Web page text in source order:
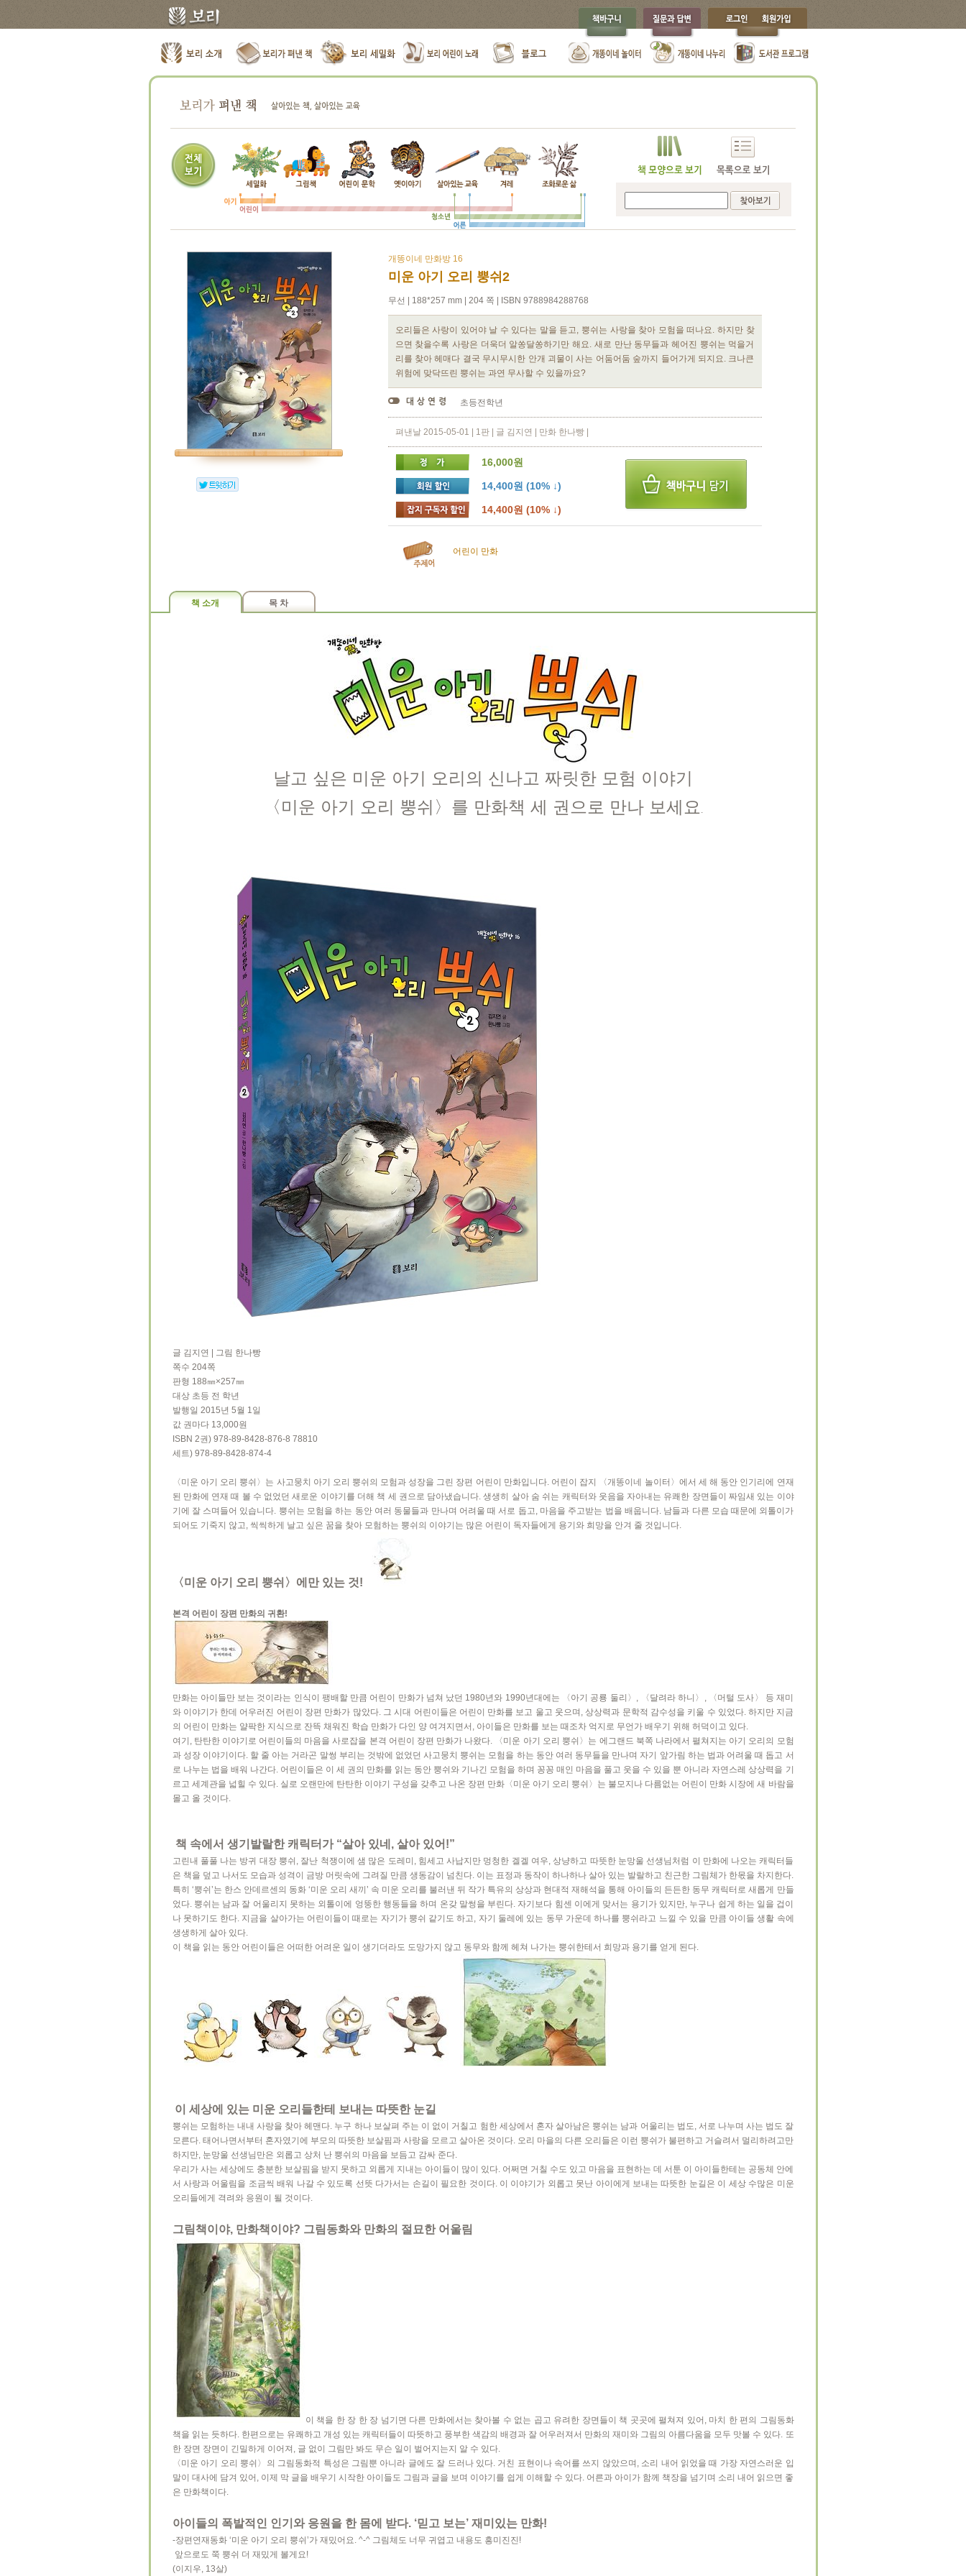
개똥이네 만화방 16
미운 아기 오리 뿡쉬2
무선 | 188*257 mm | 204 쪽 | ISBN 9788984288768
오리들은 사랑이 있어야 날 수 있다는 말을 듣고, 뿡쉬는 사랑을 찾아 모험을 떠나요. 하지만 찾
으면 찾을수록 사랑은 더욱더 알쏭달쏭하기만 해요. 새로 만난 동무들과 헤어진 뿡쉬는 먹을거
리를 찾아 헤매다 결국 무시무시한 안개 괴물이 사는 어둠어둠 숲까지 들어가게 되지요. 크나큰
위험에 맞닥뜨린 뿡쉬는 과연 무사할 수 있을까요?
초등전학년
펴낸날 2015-05-01 | 1판 | 글 김지연 | 만화 한나빵 |
16,000원
14,400원 (10% ↓)
14,400원 (10% ↓)
어린이 만화
책 소개 목 차
날고 싶은 미운 아기 오리의 신나고 짜릿한 모험 이야기
〈미운 아기 오리 뿡쉬〉를 만화책 세 권으로 만나 보세요 .
글 김지연 | 그림 한나빵
쪽수 204쪽
판형 188㎜×257㎜
대상 초등 전 학년
발행일 2015년 5월 1일
값 권마다 13,000원
ISBN 2권) 978-89-8428-876-8 78810
세트) 978-89-8428-874-4
〈미운 아기 오리 뿡쉬〉는 사고뭉치 아기 오리 뿡쉬의 모험과 성장을 그린 장편 어린이 만화입니다. 어린이 잡지 〈개똥이네 놀이터〉에서 세 해 동안 인기리에 연재
된 만화에 연재 때 볼 수 없었던 새로운 이야기를 더해 책 세 권으로 담아냈습니다. 생생히 살아 숨 쉬는 캐릭터와 웃음을 자아내는 유쾌한 장면들이 짜임새 있는 이야
기에 잘 스며들어 있습니다. 뿡쉬는 모험을 하는 동안 여러 동물들과 만나며 어려울 때 서로 돕고, 마음을 주고받는 법을 배웁니다. 남들과 다른 모습 때문에 외톨이가
되어도 기죽지 않고, 씩씩하게 날고 싶은 꿈을 찾아 모험하는 뿡쉬의 이야기는 많은 어린이 독자들에게 용기와 희망을 안겨 줄 것입니다.
〈미운 아기 오리 뿡쉬〉에만 있는 것!
본격 어린이 장편 만화의 귀환!
만화는 아이들만 보는 것이라는 인식이 팽배할 만큼 어린이 만화가 넘쳐 났던 1980년와 1990년대에는 〈아기 공룡 둘리〉, 〈달려라 하니〉, 〈머털 도사〉 등 재미
와 이야기가 한데 어우러진 어린이 장편 만화가 많았다. 그 시대 어린이들은 어린이 만화를 보고 울고 웃으며, 상상력과 문학적 감수성을 키울 수 있었다. 하지만 지금
의 어린이 만화는 얄팍한 지식으로 잔뜩 채워진 학습 만화가 다인 양 여겨지면서, 아이들은 만화를 보는 때조차 억지로 무언가 배우기 위해 허덕이고 있다.
여기, 탄탄한 이야기로 어린이들의 마음을 사로잡을 본격 어린이 장편 만화가 나왔다. 〈미운 아기 오리 뿡쉬〉는 에그랜드 북쪽 나라에서 펼쳐지는 아기 오리의 모험
과 성장 이야기이다. 할 줄 아는 거라곤 말썽 부리는 것밖에 없었던 사고뭉치 뿡쉬는 모험을 하는 동안 여러 동무들을 만나며 자기 앞가림 하는 법과 어려울 때 돕고 서
로 나누는 법을 배워 나간다. 어린이들은 이 세 권의 만화를 읽는 동안 뿡쉬와 기나긴 모험을 하며 꽁꽁 매인 마음을 풀고 웃을 수 있을 뿐 아니라 자연스레 상상력을 기
르고 세계관을 넓힐 수 있다. 실로 오랜만에 탄탄한 이야기 구성을 갖추고 나온 장편 만화〈미운 아기 오리 뿡쉬〉는 불모지나 다름없는 어린이 만화 시장에 새 바람을
몰고 올 것이다.
책 속에서 생기발랄한 캐릭터가 “살아 있네, 살아 있어!”
고린내 풀풀 나는 방귀 대장 뿡쉬, 잘난 척쟁이에 샘 많은 도레미, 힘세고 사납지만 멍청한 겔겔 여우, 상냥하고 따뜻한 눈망울 선생님처럼 이 만화에 나오는 캐릭터들
은 책을 덮고 나서도 모습과 성격이 금방 머릿속에 그려질 만큼 생동감이 넘친다. 이는 표정과 동작이 하나하나 살아 있는 발랄하고 친근한 그림체가 한몫을 차지한다.
특히 ‘뿡쉬’는 한스 안데르센의 동화 ‘미운 오리 새끼’ 속 미운 오리를 불러낸 뒤 작가 특유의 상상과 현대적 재해석을 통해 아이들의 든든한 동무 캐릭터로 새롭게 만들
었다. 뿡쉬는 남과 잘 어울리지 못하는 외톨이에 엉뚱한 행동들을 하며 온갖 말썽을 부린다. 자기보다 힘센 이에게 맞서는 용기가 있지만, 누구나 쉽게 하는 일을 겁이
나 못하기도 한다. 지금을 살아가는 어린이들이 때로는 자기가 뿡쉬 같기도 하고, 자기 둘레에 있는 동무 가운데 하나를 뿡쉬라고 느낄 수 있을 만큼 아이들 생활 속에
생생하게 살아 있다.
이 책을 읽는 동안 어린이들은 어떠한 어려운 일이 생기더라도 도망가지 않고 동무와 함께 헤쳐 나가는 뿡쉬한테서 희망과 용기를 얻게 된다.
이 세상에 있는 미운 오리들한테 보내는 따뜻한 눈길
뿡쉬는 모험하는 내내 사랑을 찾아 헤맨다. 누구 하나 보살펴 주는 이 없이 거칠고 험한 세상에서 혼자 살아남은 뿡쉬는 남과 어울리는 법도, 서로 나누며 사는 법도 잘
모른다. 태어나면서부터 혼자였기에 부모의 따뜻한 보살핌과 사랑을 모르고 살아온 것이다. 오리 마을의 다른 오리들은 이런 뿡쉬가 불편하고 거슬려서 멀리하려고만
하지만, 눈망울 선생님만은 외롭고 상처 난 뿡쉬의 마음을 보듬고 감싸 준다.
우리가 사는 세상에도 충분한 보살핌을 받지 못하고 외롭게 지내는 아이들이 많이 있다. 어쩌면 거칠 수도 있고 마음을 표현하는 데 서툰 이 아이들한테는 공동체 안에
서 사랑과 어울림을 조금씩 배워 나갈 수 있도록 선뜻 다가서는 손길이 필요한 것이다. 이 이야기가 외롭고 못난 아이에게 보내는 따뜻한 눈길은 이 세상 수많은 미운
오리들에게 격려와 응원이 될 것이다.
그림책이야, 만화책이야? 그림동화와 만화의 절묘한 어울림
이 책을 한 장 한 장 넘기면 다른 만화에서는 찾아볼 수 없는 곱고 유려한 장면들이 책 곳곳에 펼쳐져 있어, 마치 한 편의 그림동화
책을 읽는 듯하다. 한편으로는 유쾌하고 개성 있는 캐릭터들이 따뜻하고 풍부한 색감의 배경과 잘 어우러져서 만화의 재미와 그림의 아름다움을 모두 맛볼 수 있다. 또
한 장면 장면이 긴밀하게 이어져, 글 없이 그림만 봐도 무슨 일이 벌어지는지 알 수 있다.
〈미운 아기 오리 뿡쉬〉의 그림동화적 특성은 그림뿐 아니라 글에도 잘 드러나 있다. 거친 표현이나 속어를 쓰지 않았으며, 소리 내어 읽었을 때 가장 자연스러운 입
말이 대사에 담겨 있어, 이제 막 글을 배우기 시작한 아이들도 그림과 글을 보며 이야기를 쉽게 이해할 수 있다. 어른과 아이가 함께 책장을 넘기며 소리 내어 읽으면 좋
은 만화책이다.
아이들의 폭발적인 인기와 응원을 한 몸에 받다. ‘믿고 보는’ 재미있는 만화!
-장편연재동화 ‘미운 아기 오리 뿡쉬’가 재밌어요. ^-^ 그림체도 너무 귀엽고 내용도 흥미진진!
앞으로도 쭉 뿡쉬 더 재밌게 볼게요!
(이지우, 13살)